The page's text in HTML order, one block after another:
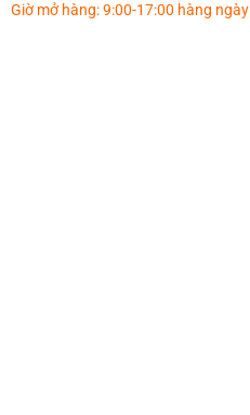
Giờ mở hàng: 9:00-17:00 hàng ngày